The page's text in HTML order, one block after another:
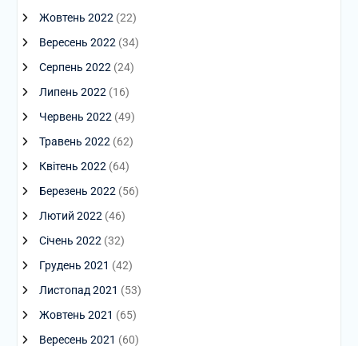
Жовтень 2022 (22)
Вересень 2022 (34)
Серпень 2022 (24)
Липень 2022 (16)
Червень 2022 (49)
Травень 2022 (62)
Квітень 2022 (64)
Березень 2022 (56)
Лютий 2022 (46)
Січень 2022 (32)
Грудень 2021 (42)
Листопад 2021 (53)
Жовтень 2021 (65)
Вересень 2021 (60)